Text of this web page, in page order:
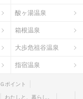
酸ヶ湯温泉
箱根温泉
大歩危祖谷温泉
指宿温泉
Ｇポイント
わたしと、暮らし。